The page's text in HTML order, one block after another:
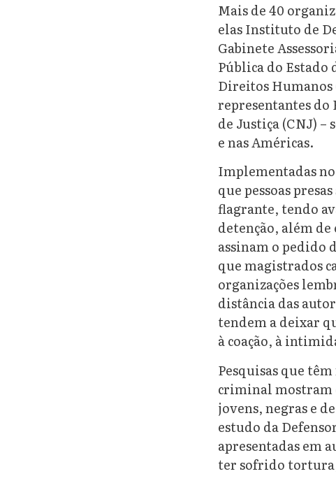
Mais de 40
elas Instituto de
Gabinete
Pública do Estado
Direitos Humanos
representantes
de Justiça (CNJ)
e nas Américas.
Implementadas
que pessoas
flagrante, tendo
detenção, além
assinam o pedido
que magistrados
organizações
distância das
tendem a deixar
à coação, à
Pesquisas que
criminal mostram
jovens, negras e
estudo da
apresentadas em
ter sofrido